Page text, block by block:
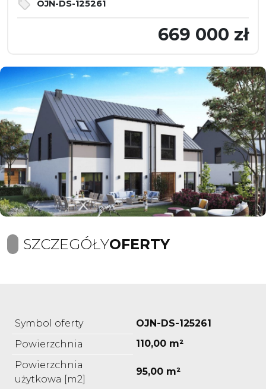
OJN-DS-125261
669 000 zł
SZCZEGÓŁYOFERTY
Symbol oferty
OJN-DS-125261
Powierzchnia
110,00 m²
Powierzchnia
użytkowa [m2]
95,00 m²